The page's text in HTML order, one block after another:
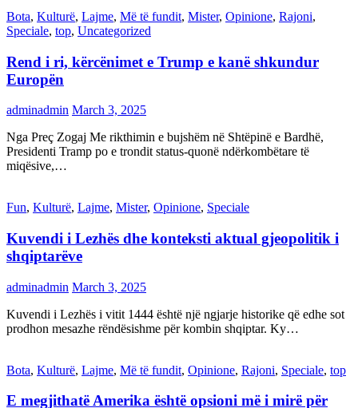
Bota, Kulturë, Lajme, Më të fundit, Mister, Opinione, Rajoni,
Speciale, top, Uncategorized
Rend i ri, kërcënimet e Trump e kanë shkundur
Europën
adminadmin March 3, 2025
Nga Preç Zogaj Me rikthimin e bujshëm në Shtëpinë e Bardhë,
Presidenti Tramp po e trondit status-quonë ndërkombëtare të
miqësive,…
Fun, Kulturë, Lajme, Mister, Opinione, Speciale
Kuvendi i Lezhës dhe konteksti aktual gjeopolitik i
shqiptarëve
adminadmin March 3, 2025
Kuvendi i Lezhës i vitit 1444 është një ngjarje historike që edhe sot
prodhon mesazhe rëndësishme për kombin shqiptar. Ky…
Bota, Kulturë, Lajme, Më të fundit, Opinione, Rajoni, Speciale, top
E megjithatë Amerika është opsioni më i mirë për